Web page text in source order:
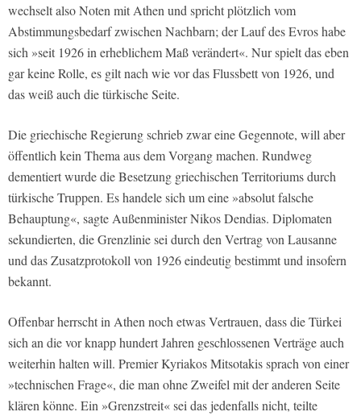
wechselt also Noten mit Athen und spricht plötzlich vom
Abstimmungsbedarf zwischen Nachbarn; der Lauf des Evros habe
sich »seit 1926 in erheblichem Maß verändert«. Nur spielt das eben
gar keine Rolle, es gilt nach wie vor das Flussbett von 1926, und
das weiß auch die türkische Seite.
Die griechische Regierung schrieb zwar eine Gegennote, will aber
öffentlich kein Thema aus dem Vorgang machen. Rundweg
dementiert wurde die Besetzung griechischen Territoriums durch
türkische Truppen. Es handele sich um eine »absolut falsche
Behauptung«, sagte Außenminister Nikos Dendias. Diplomaten
sekundierten, die Grenzlinie sei durch den Vertrag von Lausanne
und das Zusatzprotokoll von 1926 eindeutig bestimmt und insofern
bekannt.
Offenbar herrscht in Athen noch etwas Vertrauen, dass die Türkei
sich an die vor knapp hundert Jahren geschlossenen Verträge auch
weiterhin halten will. Premier Kyriakos Mitsotakis sprach von einer
»technischen Frage«, die man ohne Zweifel mit der anderen Seite
klären könne. Ein »Grenzstreit« sei das jedenfalls nicht, teilte